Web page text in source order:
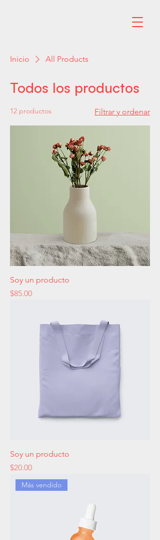
Inicio All Products
Todos los productos
12 productos Filtrar y ordenar
Soy un producto
Precio
$85.00
Soy un producto
Precio
$20.00
Más vendido